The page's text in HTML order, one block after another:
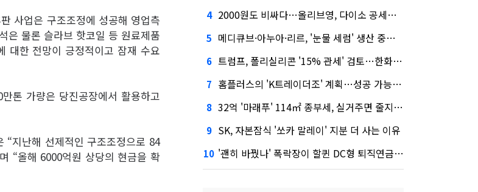
사업은 구조조정에 성공해 영업측
은 물론 슬라브 핫코일 등 원료제품
대한 전망이 긍정적이고 잠재 수요
톤 가량은 당진공장에서 활용하고
“지난해 선제적인 구조조정으로 84
“올해 6000억원 상당의 현금을 확
4 2000원도 비싸다…올리브영, 다이소 공세에 '가성비'로 맞불
5 메디큐브·아누아·리르, '눈물 세럼' 생산 중단한다
6 트럼프, 폴리실리콘 '15% 관세' 검토…한화큐셀·OCI 영향은?
7 홈플러스의 'K트레이더조' 계획…성공 가능성은 '글쎄'
8 32억 '마래푸' 114㎡ 종부세, 실거주면 줄지만 안 살면 2.5배
9 SK, 자본잠식 '쏘카 말레이' 지분 더 사는 이유
10 '괜히 바꿨나' 폭락장이 할퀸 DC형 퇴직연금…전문가 조언은